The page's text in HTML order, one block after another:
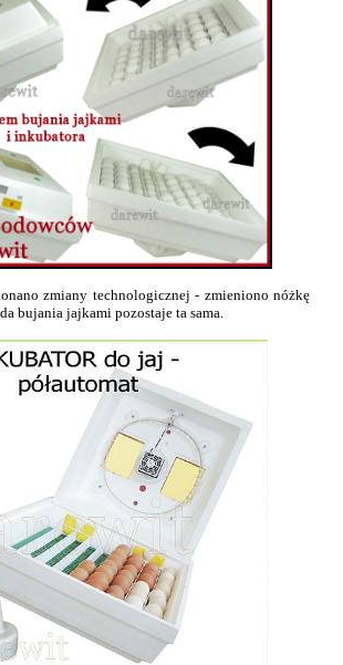
zmiany technologicznej - zmieniono nóżkę
bujania jajkami pozostaje ta sama.